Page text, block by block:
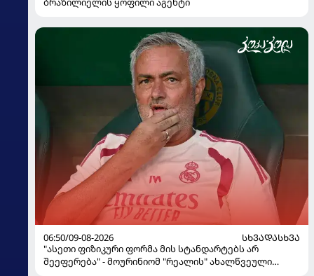
06:50/09-08-2026
ᲡᲮᲕᲐᲓᲐᲡᲮᲕᲐ
"ასეთი ფიზიკური ფორმა მის სტანდარტებს არ
შეეფერება" - მოურინიომ "რეალის" ახალწვეული